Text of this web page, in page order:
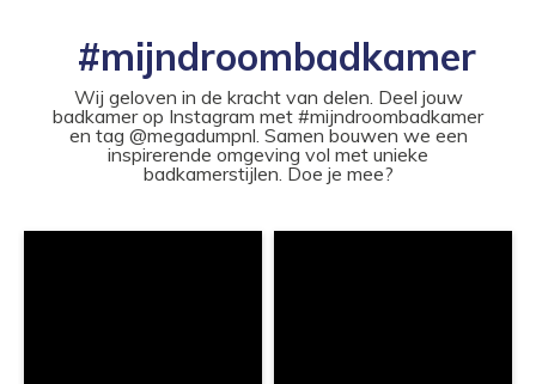
#mijndroombadkamer
Wij geloven in de kracht van delen. Deel jouw
badkamer op Instagram met #mijndroombadkamer
en tag @megadumpnl. Samen bouwen we een
inspirerende omgeving vol met unieke
badkamerstijlen. Doe je mee?